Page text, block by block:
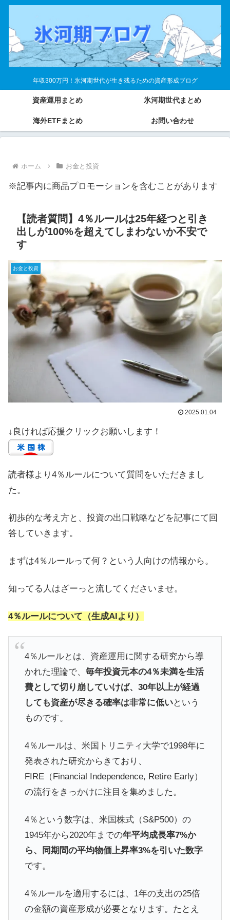
年収300万円！氷河期世代が生き残るための資産形成ブログ
資産運用まとめ 氷河期世代まとめ
海外ETFまとめ お問い合わせ
ホーム お金と投資
※記事内に商品プロモーションを含むことがあります
【読者質問】4％ルールは25年経つと引き
出しが100%を超えてしまわないか不安で
す
お金と投資
2025.01.04
↓良ければ応援クリックお願いします！
読者様より4％ルールについて質問をいただきまし
た。
初歩的な考え方と、投資の出口戦略などを記事にて回
答していきます。
まずは4％ルールって何？という人向けの情報から。
知ってる人はざーっと流してくださいませ。
4％ルールについて（生成AIより）
4％ルールとは、資産運用に関する研究から導
かれた理論で、 毎年投資元本の4％未満を生活
費として切り崩していけば、30年以上が経過
しても資産が尽きる確率は非常に低いという
ものです。
4％ルールは、米国トリニティ大学で1998年に
発表された研究からきており、
FIRE（Financial Independence, Retire Early）
の流行をきっかけに注目を集めました。
4％という数字は、米国株式（S&P500）の
1945年から2020年までの年平均成長率7%か
ら、同期間の平均物価上昇率3%を引いた数字
です。
4％ルールを適用するには、1年の支出の25倍
の金額の資産形成が必要となります。たとえ